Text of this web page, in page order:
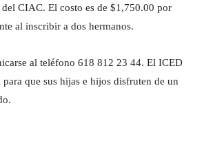
CIAC. El costo es de $1,750.00 por
al inscribir a dos hermanos.
al teléfono 618 812 23 44. El ICED
que sus hijas e hijos disfruten de un